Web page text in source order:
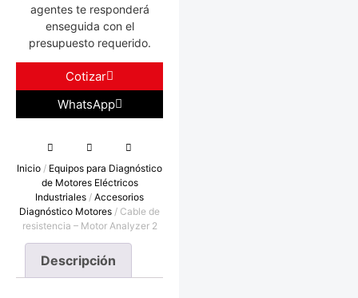
agentes te responderá
enseguida con el
presupuesto requerido.
Cotizar
WhatsApp
Inicio / Equipos para Diagnóstico
de Motores Eléctricos
Industriales / Accesorios
Diagnóstico Motores / Cable de
resistencia – Motor Analyzer 2
Descripción